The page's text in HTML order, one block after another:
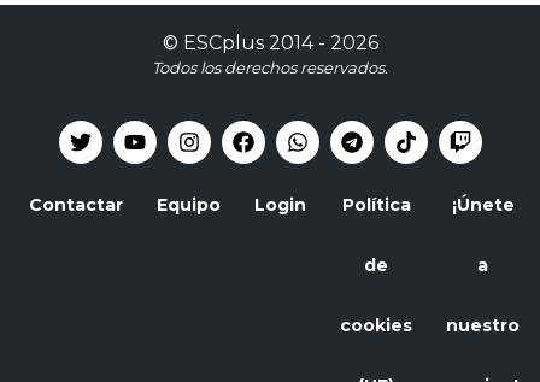
© ESCplus2014 - 2026
Todos los derechos reservados.
Contactar Equipo Login Política
de
cookies
¡Únete
a
nuestro